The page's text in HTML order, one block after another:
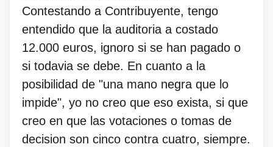
Contestando a Contribuyente, tengo
entendido que la auditoria a costado
12.000 euros, ignoro si se han pagado o
si todavia se debe. En cuanto a la
posibilidad de "una mano negra que lo
impide", yo no creo que eso exista, si que
creo en que las votaciones o tomas de
decision son cinco contra cuatro, siempre.